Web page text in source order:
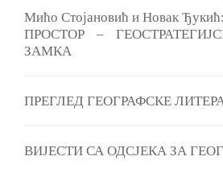
Мићо Стојановић и Новак Ђукић:
ПРОСТОР ‒
ЗАМКА
ПРЕГЛЕД ГЕОГРАФСКЕ
ВИЈЕСТИ СА ОДСЈЕКА ЗА